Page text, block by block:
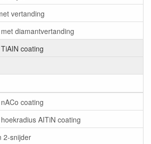
vertanding
diamantvertanding
coating
coating
AITiN coating
2-snijder